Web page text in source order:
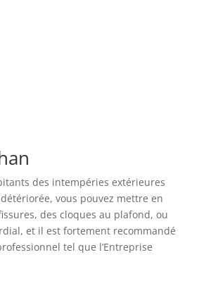
des intempéries extérieures
vous pouvez mettre en
des cloques au plafond, ou
et il est fortement recommandé
tel que l’Entreprise